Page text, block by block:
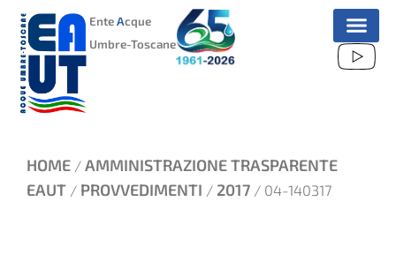
VAI
CONTENUTO
EnteAcque
Umbre-Toscane
HOME / AMMINISTRAZIONE TRASPARENTE
EAUT / PROVVEDIMENTI / 2017 / 04-140317